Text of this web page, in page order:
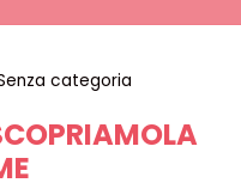
categoria